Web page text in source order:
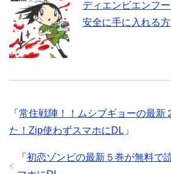
ディエンビエンフ
安全に手に入れる方
「 常住戦陣！！ムシブギョーの最新
た！Zip使わずスマホにDL 」
「 初恋ゾンビの最新５巻が無料で